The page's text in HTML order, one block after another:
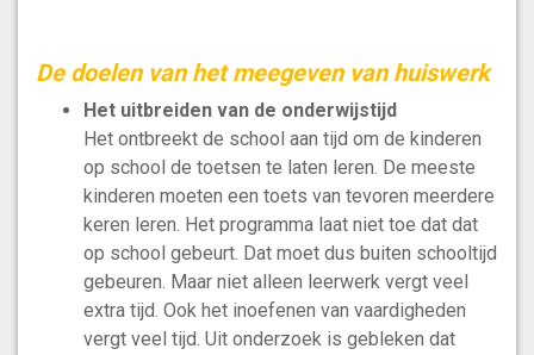
De doelen van het meegeven van huiswerk
Het uitbreiden van de onderwijstijd
Het ontbreekt de school aan tijd om de kinderen
op school de toetsen te laten leren. De meeste
kinderen moeten een toets van tevoren meerdere
keren leren. Het programma laat niet toe dat dat
op school gebeurt. Dat moet dus buiten schooltijd
gebeuren. Maar niet alleen leerwerk vergt veel
extra tijd. Ook het inoefenen van vaardigheden
vergt veel tijd. Uit onderzoek is gebleken dat